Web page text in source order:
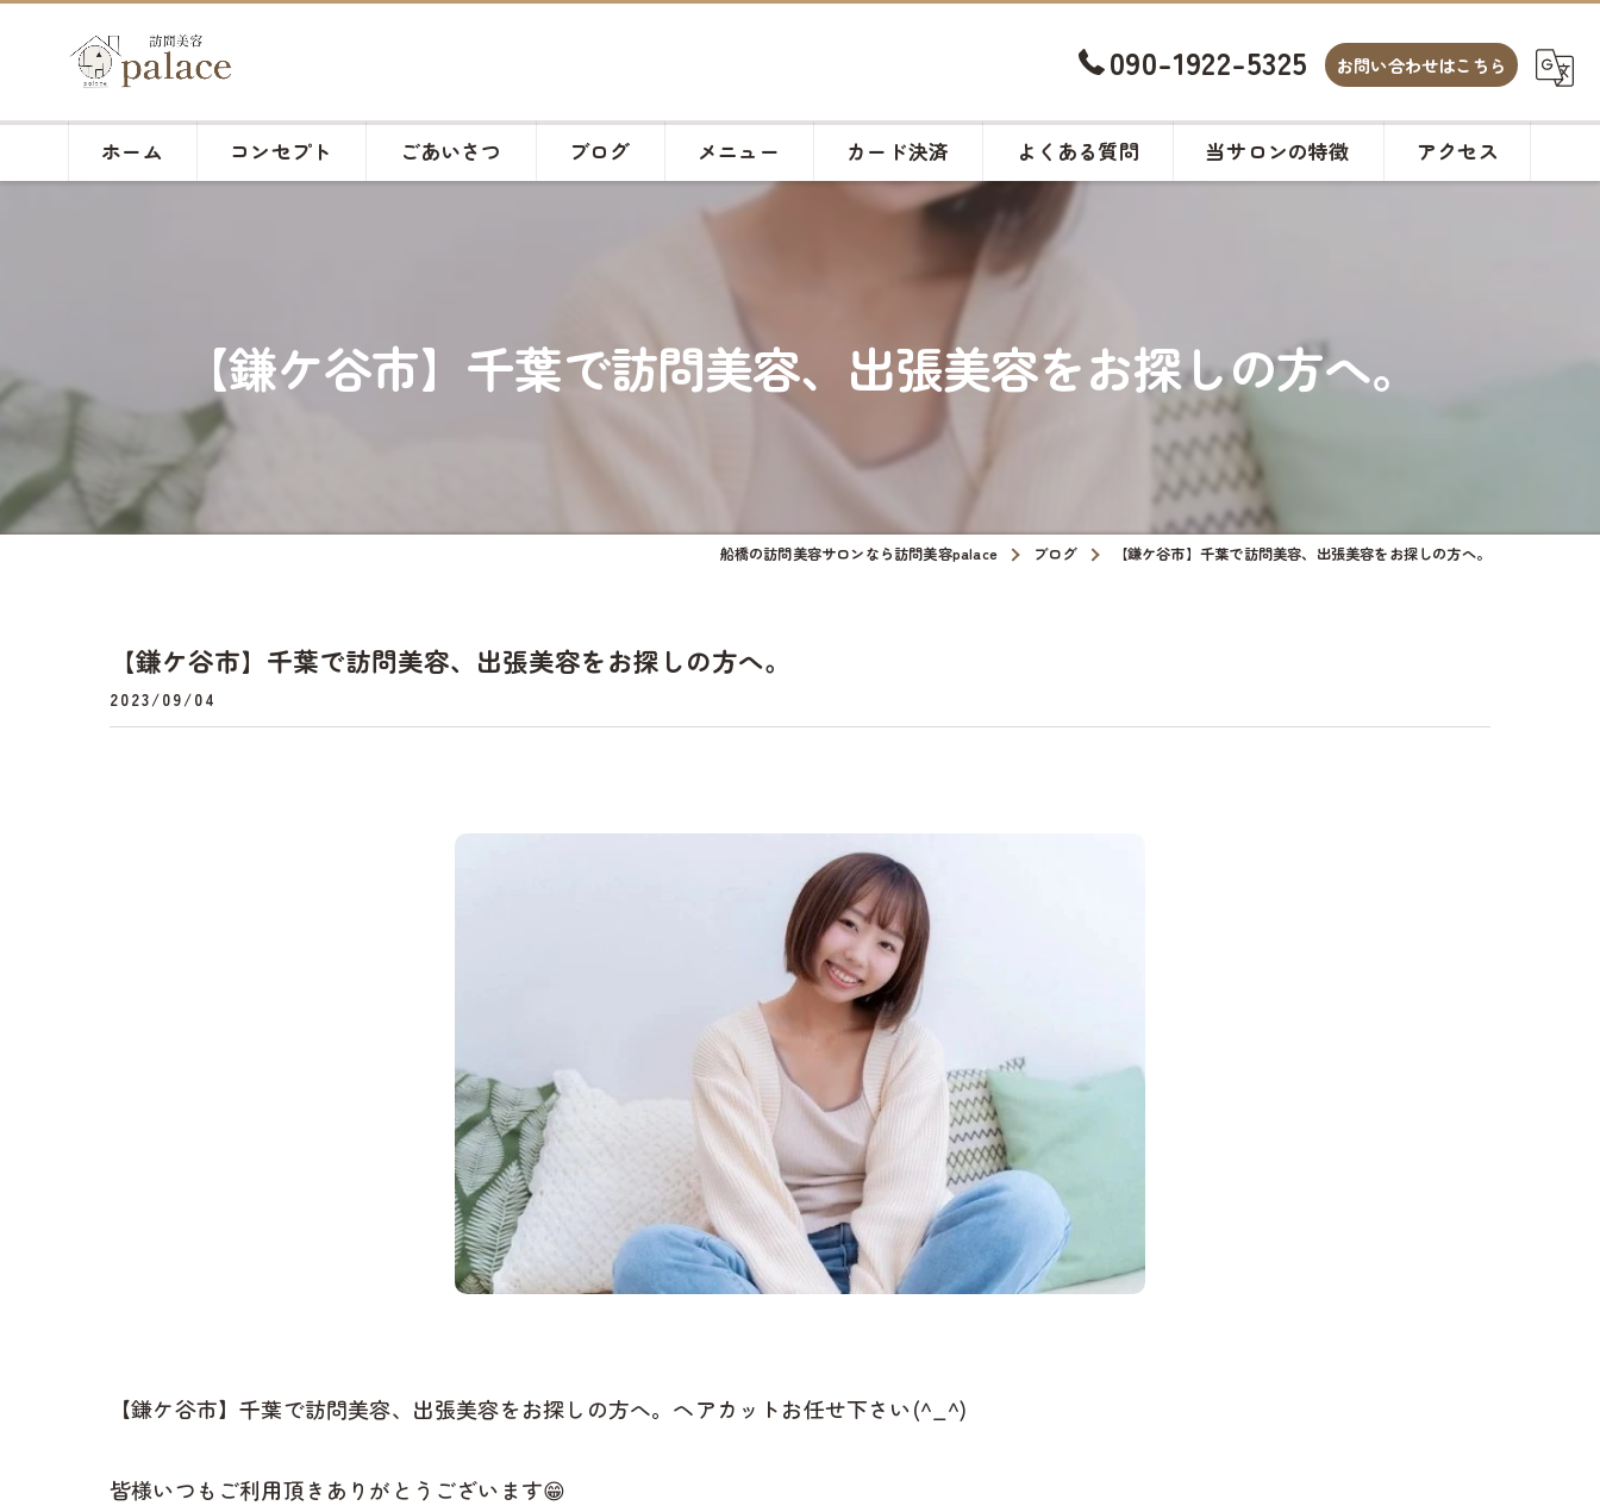
090-1922-5325 お問い合わせはこちら
ホーム コンセプト ごあいさつ ブログ メニュー カード決済 よくある質問 当サロンの特徴
ヘアサロン
メンズ
カラー
アクセス
【鎌ケ谷市】千葉で訪問美容、出張美容をお探しの方へ。
船橋の訪問美容サロンなら訪問美容palace ブログ 【鎌ケ谷市】千葉で訪問美容、出張美容をお探しの方へ。
【鎌ケ谷市】千葉で訪問美容、出張美容をお探しの方へ。
2023/09/04
【鎌ケ谷市】千葉で訪問美容、出張美容をお探しの方へ。ヘアカットお任せ下さい(^_^)
皆様いつもご利用頂きありがとうございます😁